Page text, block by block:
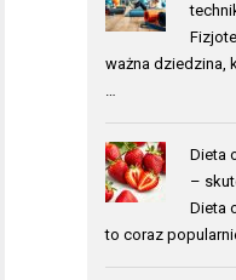
ważna dziedzina,
…
Dieta
–
Dieta
to coraz